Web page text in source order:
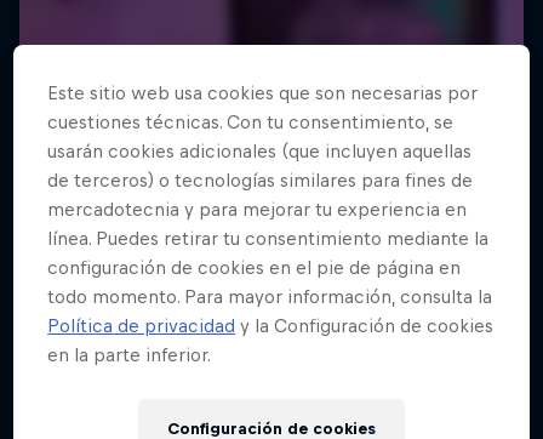
Este sitio web usa cookies que son necesarias por
cuestiones técnicas. Con tu consentimiento, se
usarán cookies adicionales (que incluyen aquellas
de terceros) o tecnologías similares para fines de
mercadotecnia y para mejorar tu experiencia en
línea. Puedes retirar tu consentimiento mediante la
configuración de cookies en el pie de página en
todo momento. Para mayor información, consulta la
Política de privacidad y la Configuración de cookies
en la parte inferior.
Configuración de cookies